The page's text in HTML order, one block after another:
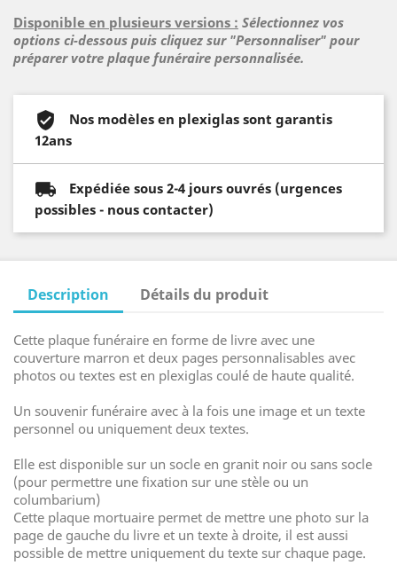
Disponible en plusieurs versions : Sélectionnez vos
options ci-dessous puis cliquez sur "Personnaliser" pour
préparer votre plaque funéraire personnalisée.
Nos modèles en plexiglas sont garantis
12ans
Expédiée sous 2-4 jours ouvrés (urgences
possibles - nous contacter)
Description Détails du produit
Cette plaque funéraire en forme de livre avec une
couverture marron et deux pages personnalisables avec
photos ou textes est en plexiglas coulé de haute qualité.
Un souvenir funéraire avec à la fois une image et un texte
personnel ou uniquement deux textes.
Elle est disponible sur un socle en granit noir ou sans socle
(pour permettre une fixation sur une stèle ou un
columbarium)
Cette plaque mortuaire permet de mettre une photo sur la
page de gauche du livre et un texte à droite, il est aussi
possible de mettre uniquement du texte sur chaque page.